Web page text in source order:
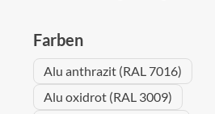
Farbenauswählen
Alu anthrazit (RAL 7016)
Alu oxidrot (RAL 3009)